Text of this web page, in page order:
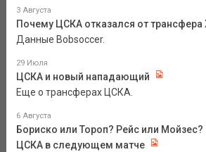
3 Августа
Почему ЦСКА отказался от трансфера
Данные Bobsoccer.
29 Июля
ЦСКА и новый нападающий
Еще о трансферах ЦСКА.
6 Августа
Бориско или Тороп? Рейс или Мойзес?
ЦСКА в следующем матче